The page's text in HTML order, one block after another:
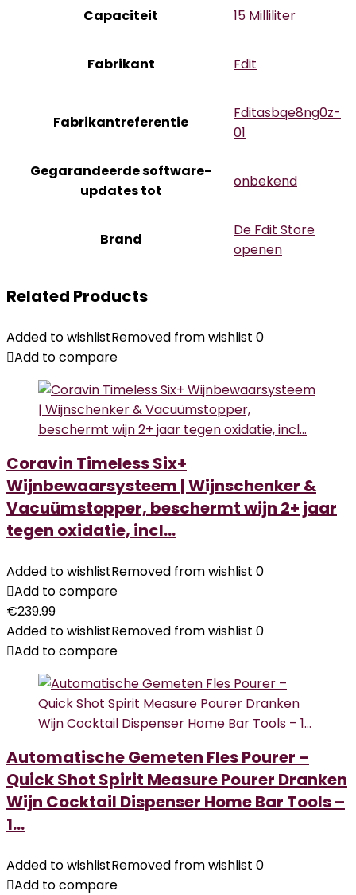
Capaciteit
‎15 Milliliter
Fabrikant ‎Fdit
Fabrikantreferentie
‎Fditasbqe8ng0z-
01
Gegarandeerde software-
updates tot
‎onbekend
Brand
De Fdit Store
openen
Related Products
Added to wishlistRemoved from wishlist 0
Add to compare
Coravin Timeless Six+
Wijnbewaarsysteem | Wijnschenker &
Vacuümstopper, beschermt wijn 2+ jaar
tegen oxidatie, incl…
Added to wishlistRemoved from wishlist 0
Add to compare
€239.99
Added to wishlistRemoved from wishlist 0
Add to compare
Automatische Gemeten Fles Pourer –
Quick Shot Spirit Measure Pourer Dranken
Wijn Cocktail Dispenser Home Bar Tools –
1…
Added to wishlistRemoved from wishlist 0
Add to compare